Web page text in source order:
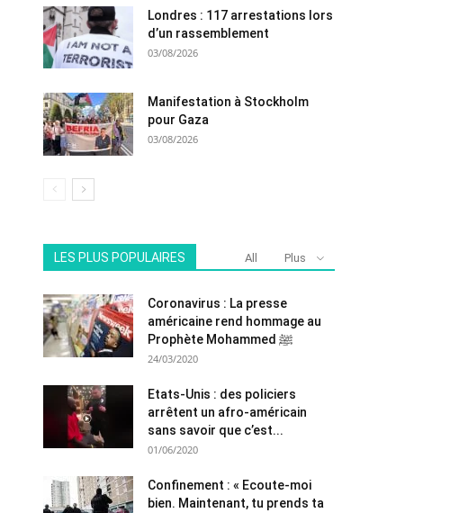
Londres : 117 arrestations lors
d’un rassemblement
03/08/2026
Manifestation à Stockholm
pour Gaza
03/08/2026
LES PLUS POPULAIRES All Plus
Coronavirus : La presse
américaine rend hommage au
Prophète Mohammed ﷺ
24/03/2020
Etats-Unis : des policiers
arrêtent un afro-américain
sans savoir que c’est...
01/06/2020
Confinement : « Ecoute-moi
bien. Maintenant, tu prends ta